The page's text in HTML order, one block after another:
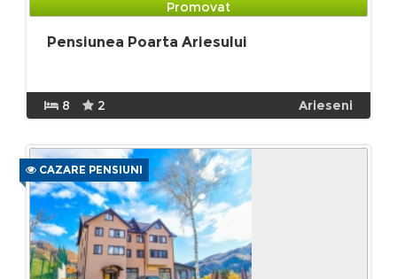
Promovat
Pensiunea Poarta Ariesului
8 2 Arieseni
CAZARE PENSIUNI